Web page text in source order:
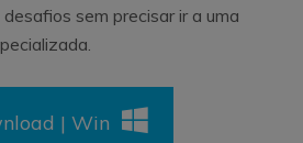
sem precisar ir a uma
| Win